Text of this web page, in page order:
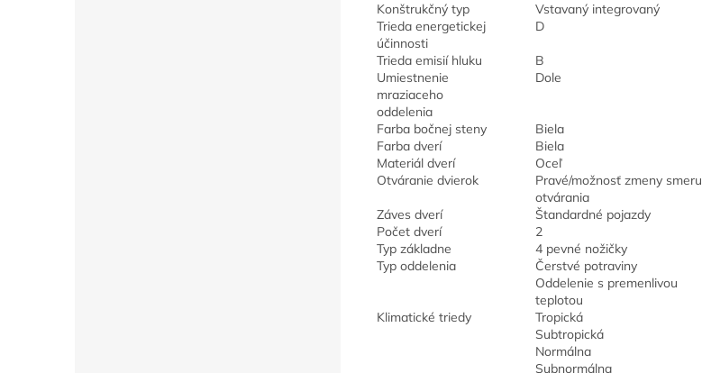
Konštrukčný typ
Vstavaný integrovaný
Trieda energetickej
účinnosti
D
Trieda emisií hluku
B
Umiestnenie
mraziaceho
oddelenia
Dole
Farba bočnej steny
Biela
Farba dverí
Biela
Materiál dverí
Oceľ
Otváranie dvierok
Pravé/možnosť zmeny smeru
otvárania
Záves dverí
Štandardné pojazdy
Počet dverí
2
Typ základne
4 pevné nožičky
Typ oddelenia
Čerstvé potraviny
Oddelenie s premenlivou
teplotou
Klimatické triedy
Tropická
Subtropická
Normálna
Subnormálna